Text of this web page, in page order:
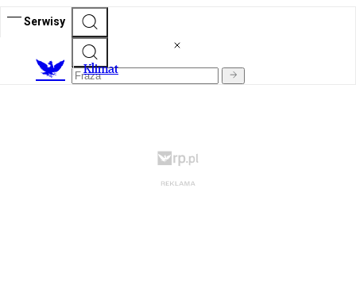
Serwisy
Klimat